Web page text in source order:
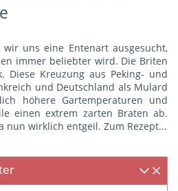
uns eine Entenart ausgesucht,
immer beliebter wird. Die Briten
Diese Kreuzung aus Peking- und
und Deutschland als Mulard
höhere Gartemperaturen und
einen extrem zarten Braten ab.
nun wirklich entgeil. Zum Rezept...